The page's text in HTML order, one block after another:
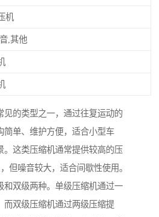
机
,其他
见的类型之一，通过往复运动的
简单、维护方便，适合小型车
。这类压缩机通常提供较高的压
但噪音较大，适合间歇性使用。
和双级两种。单级压缩机通过一
而双级压缩机通过两级压缩提